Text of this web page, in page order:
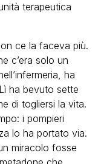
terapeutica
ce la faceva più.
c’era solo un
ha
ha bevuto sette
di togliersi la vita.
i pompieri
lo ha portato via.
miracolo fosse